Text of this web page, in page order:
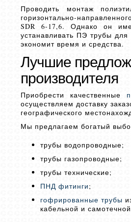
Проводить монтаж
горизонтально-
SDR 6-17,6. Однако он
устанавливать ПЭ трубы
экономит время и средства.
Лучшие
производителя
Приобрести качественные
осуществляем доставку
географического
Мы предлагаем богатый
трубы водопроводные;
трубы газопроводные;
трубы технические;
ПНД фитинги;
гофрированные трубы
кабельной и